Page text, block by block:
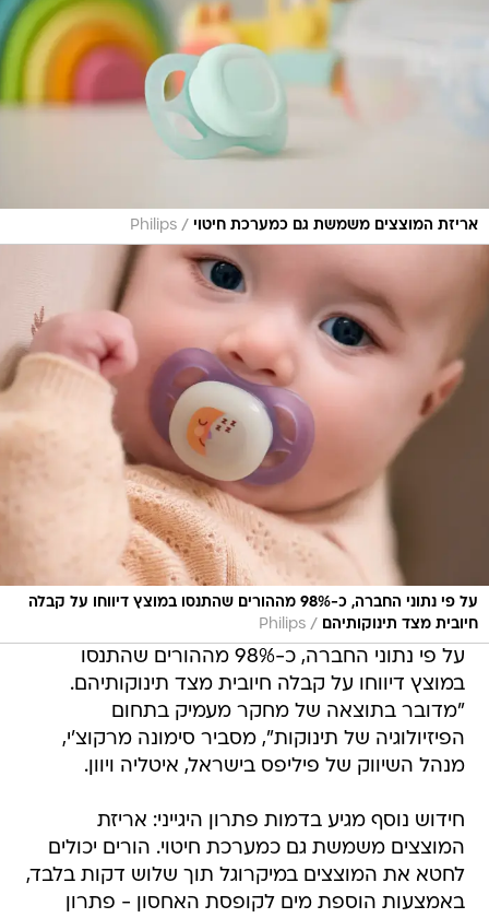
אריזת המוצצים משמשת גם כמערכת חיטוי /
Philips
על פי נתוני החברה, כ-98% מההורים שהתנסו במוצץ דיווחו על קבלה
חיובית מצד תינוקותיהם
/
Philips
על פי נתוני החברה, כ-98% מההורים שהתנסו
במוצץ דיווחו על קבלה חיובית מצד תינוקותיהם.
"מדובר בתוצאה של מחקר מעמיק בתחום
הפיזיולוגיה של תינוקות", מסביר סימונה מרקוצ'י,
מנהל השיווק של פיליפס בישראל, איטליה ויוון.
חידוש נוסף מגיע בדמות פתרון היגייני: אריזת
המוצצים משמשת גם כמערכת חיטוי. הורים יכולים
לחטא את המוצצים במיקרוגל תוך שלוש דקות בלבד,
באמצעות הוספת מים לקופסת האחסון - פתרון